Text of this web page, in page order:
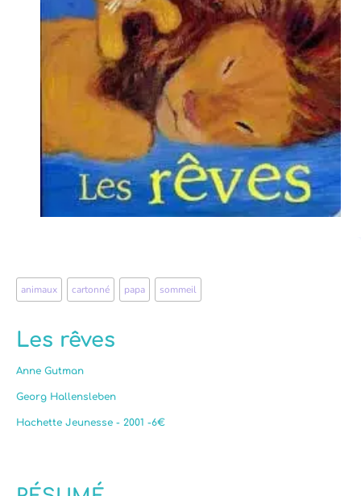
animaux cartonné papa sommeil
Les rêves
Anne Gutman
Georg Hallensleben
Hachette Jeunesse - 2001 -6€